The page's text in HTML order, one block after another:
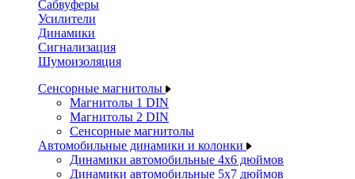
Сабвуферы
Усилители
Динамики
Сигнализация
Шумоизоляция
Сенсорные магнитолы
Магнитолы 1 DIN
Магнитолы 2 DIN
Сенсорные магнитолы
Автомобильные динамики и колонки
Динамики автомобильные 4x6 дюймов
Динамики автомобильные 5x7 дюймов